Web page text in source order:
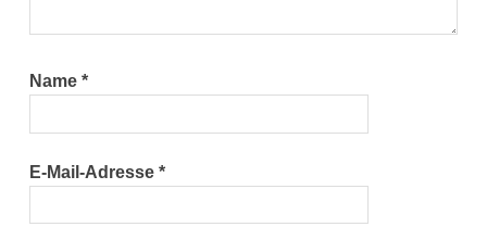
Name*
E-Mail-Adresse*